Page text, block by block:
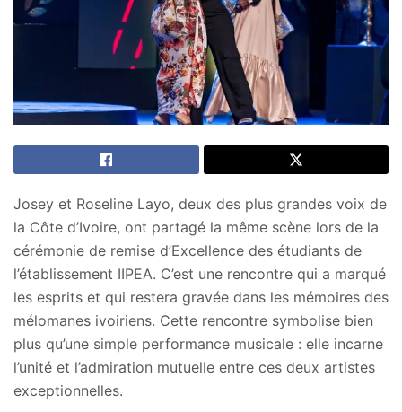
Josey et Roseline Layo, deux des plus grandes voix de
la Côte d’Ivoire, ont partagé la même scène lors de la
cérémonie de remise d’Excellence des étudiants de
l’établissement IIPEA. C’est une rencontre qui a marqué
les esprits et qui restera gravée dans les mémoires des
mélomanes ivoiriens. Cette rencontre symbolise bien
plus qu’une simple performance musicale : elle incarne
l’unité et l’admiration mutuelle entre ces deux artistes
exceptionnelles.